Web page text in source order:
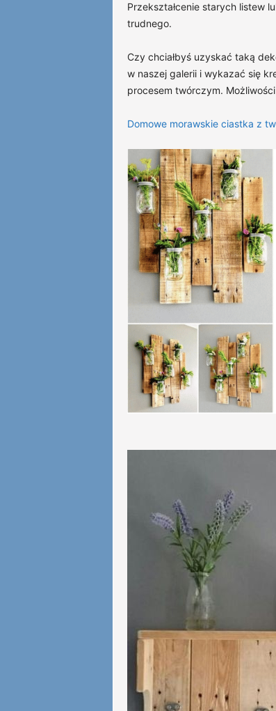
Przekształcenie starych listew
trudnego.
Czy chciałbyś uzyskać taką
w naszej galerii i wykazać się
procesem twórczym.
Domowe morawskie ciastka z